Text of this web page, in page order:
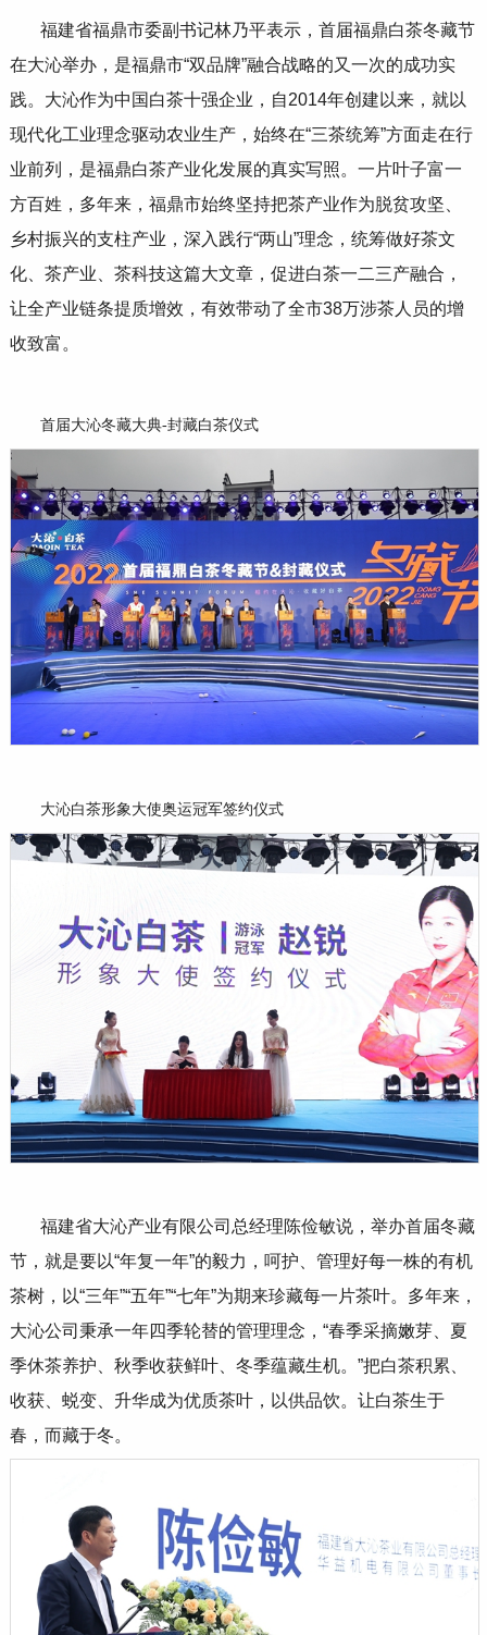
福建省福鼎市委副书记林乃平表示，首届福鼎白茶冬藏节
在大沁举办，是福鼎市“双品牌”融合战略的又一次的成功实
践。大沁作为中国白茶十强企业，自2014年创建以来，就以
现代化工业理念驱动农业生产，始终在“三茶统筹”方面走在行
业前列，是福鼎白茶产业化发展的真实写照。一片叶子富一
方百姓，多年来，福鼎市始终坚持把茶产业作为脱贫攻坚、
乡村振兴的支柱产业，深入践行“两山”理念，统筹做好茶文
化、茶产业、茶科技这篇大文章，促进白茶一二三产融合，
让全产业链条提质增效，有效带动了全市38万涉茶人员的增
收致富。
首届大沁冬藏大典-封藏白茶仪式
大沁白茶形象大使奥运冠军签约仪式
福建省大沁产业有限公司总经理陈俭敏说，举办首届冬藏
节，就是要以“年复一年”的毅力，呵护、管理好每一株的有机
茶树，以“三年”“五年”“七年”为期来珍藏每一片茶叶。多年来，
大沁公司秉承一年四季轮替的管理理念， “春季采摘嫩芽、夏
季休茶养护、秋季收获鲜叶、冬季蕴藏生机。 ”把白茶积累、
收获、蜕变、升华成为优质茶叶，以供品饮。让白茶生于
春，而藏于冬。